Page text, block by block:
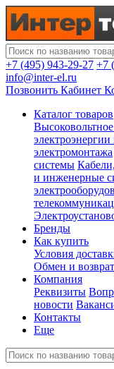
+7 (495) 943-29-27 +7
info@inter-el.ru
Позвонить Кабинет
Каталог товаров
электромонтажа
системы
и инженерные
Бренды
Как купить
Условия
Обмен и возврат
Компания
Реквизиты
новости
Контакты
Еще